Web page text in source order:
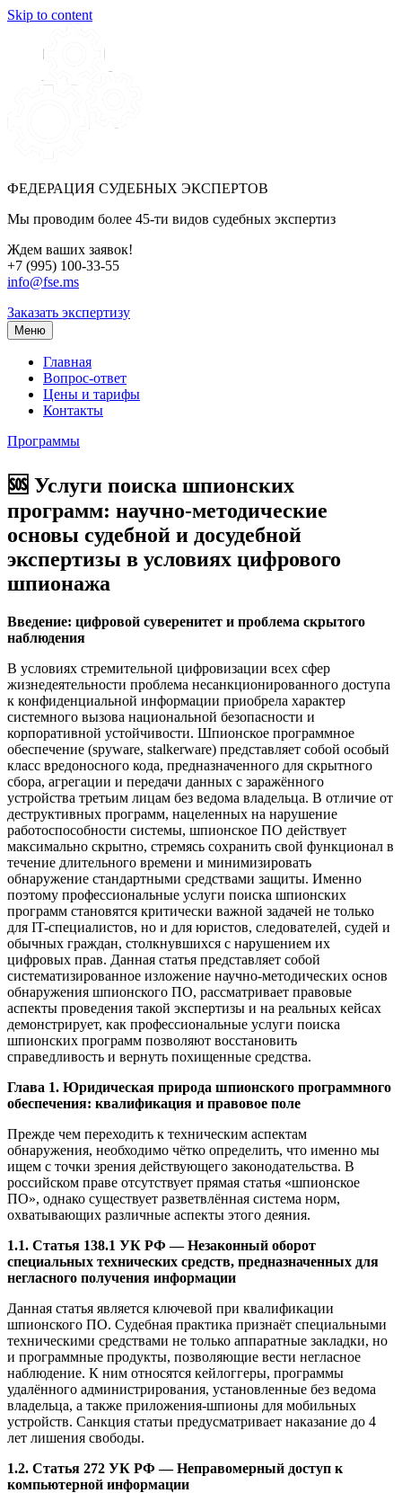
Skip to content
ФЕДЕРАЦИЯ СУДЕБНЫХ ЭКСПЕРТОВ
Мы проводим более 45-ти видов судебных экспертиз
Ждем ваших заявок!
+7 (995) 100-33-55
info@fse.ms
Заказать экспертизу
Меню
Главная
Вопрос-ответ
Цены и тарифы
Контакты
Программы
🆘 Услуги поиска шпионских
программ: научно-методические
основы судебной и досудебной
экспертизы в условиях цифрового
шпионажа
Введение: цифровой суверенитет и проблема скрытого
наблюдения
В условиях стремительной цифровизации всех сфер
жизнедеятельности проблема несанкционированного доступа
к конфиденциальной информации приобрела характер
системного вызова национальной безопасности и
корпоративной устойчивости. Шпионское программное
обеспечение (spyware, stalkerware) представляет собой особый
класс вредоносного кода, предназначенного для скрытного
сбора, агрегации и передачи данных с заражённого
устройства третьим лицам без ведома владельца. В отличие от
деструктивных программ, нацеленных на нарушение
работоспособности системы, шпионское ПО действует
максимально скрытно, стремясь сохранить свой функционал в
течение длительного времени и минимизировать
обнаружение стандартными средствами защиты. Именно
поэтому профессиональные услуги поиска шпионских
программ становятся критически важной задачей не только
для IT-специалистов, но и для юристов, следователей, судей и
обычных граждан, столкнувшихся с нарушением их
цифровых прав. Данная статья представляет собой
систематизированное изложение научно-методических основ
обнаружения шпионского ПО, рассматривает правовые
аспекты проведения такой экспертизы и на реальных кейсах
демонстрирует, как профессиональные услуги поиска
шпионских программ позволяют восстановить
справедливость и вернуть похищенные средства.
Глава 1. Юридическая природа шпионского программного
обеспечения: квалификация и правовое поле
Прежде чем переходить к техническим аспектам
обнаружения, необходимо чётко определить, что именно мы
ищем с точки зрения действующего законодательства. В
российском праве отсутствует прямая статья «шпионское
ПО», однако существует разветвлённая система норм,
охватывающих различные аспекты этого деяния.
1.1. Статья 138.1 УК РФ — Незаконный оборот
специальных технических средств, предназначенных для
негласного получения информации
Данная статья является ключевой при квалификации
шпионского ПО. Судебная практика признаёт специальными
техническими средствами не только аппаратные закладки, но
и программные продукты, позволяющие вести негласное
наблюдение. К ним относятся кейлоггеры, программы
удалённого администрирования, установленные без ведома
владельца, а также приложения-шпионы для мобильных
устройств. Санкция статьи предусматривает наказание до 4
лет лишения свободы.
1.2. Статья 272 УК РФ — Неправомерный доступ к
компьютерной информации